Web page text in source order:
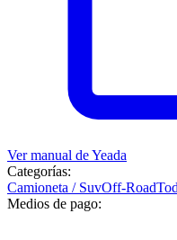
Ver manual deYeada
Categorías:
Camioneta / SuvOff-Road
Medios de pago: